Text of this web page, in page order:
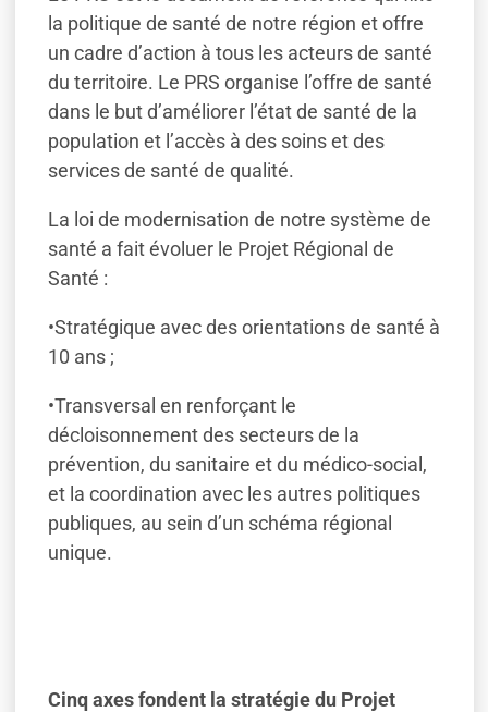
la politique de santé de notre région et offre
un cadre d’action à tous les acteurs de santé
du territoire. Le PRS organise l’offre de santé
dans le but d’améliorer l’état de santé de la
population et l’accès à des soins et des
services de santé de qualité.
La loi de modernisation de notre système de
santé a fait évoluer le Projet Régional de
Santé :
•Stratégique avec des orientations de santé à
10 ans ;
•Transversal en renforçant le
décloisonnement des secteurs de la
prévention, du sanitaire et du médico-social,
et la coordination avec les autres politiques
publiques, au sein d’un schéma régional
unique.
Cinq axes fondent la stratégie du Projet